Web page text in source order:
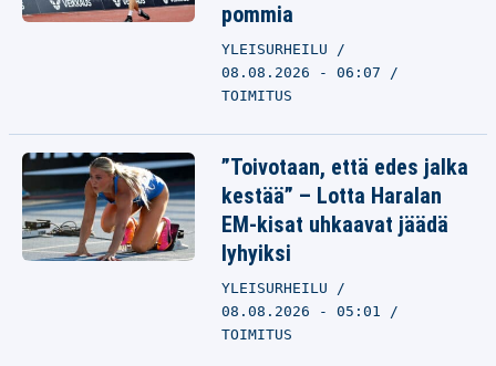
pommia
YLEISURHEILU
08.08.2026 - 06:07
TOIMITUS
”Toivotaan, että edes jalka
kestää” – Lotta Haralan
EM-kisat uhkaavat jäädä
lyhyiksi
YLEISURHEILU
08.08.2026 - 05:01
TOIMITUS